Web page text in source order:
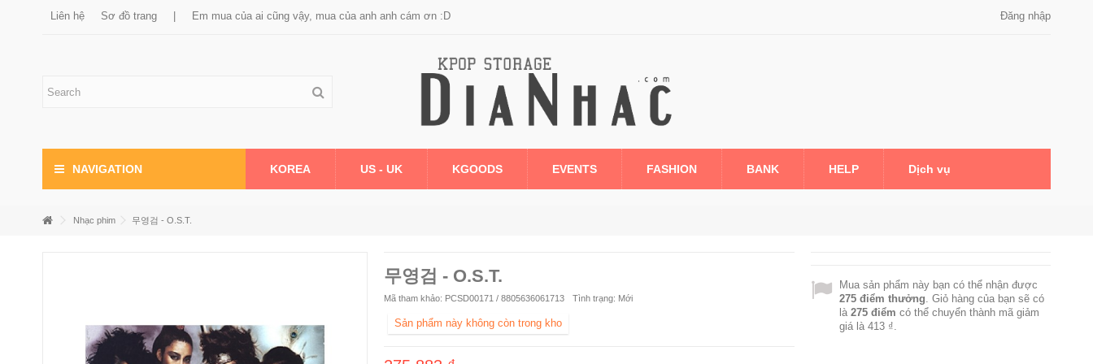
Liên hệ Sơ đồ trang Em mua của ai cũng vậy, mua của anh anh cám ơn :D Đăng nhập
NAVIGATION KOREA US - UK KGOODS EVENTS FASHION BANK HELP Dịch vụ
Nhạc phim 무영검 - O.S.T.
무영검 - O.S.T.
Mã tham khảo: PCSD00171 / 8805636061713 Tình trạng: Mới
Sản phẩm này không còn trong kho
Mua sản phẩm này bạn có thể nhận được
275điểm thưởng. Giỏ hàng của bạn sẽ có
là 275điểm có thể chuyển thành mã giảm
giá là 413 ₫.